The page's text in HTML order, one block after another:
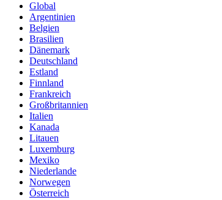
Global
Argentinien
Belgien
Brasilien
Dänemark
Deutschland
Estland
Finnland
Frankreich
Großbritannien
Italien
Kanada
Litauen
Luxemburg
Mexiko
Niederlande
Norwegen
Österreich